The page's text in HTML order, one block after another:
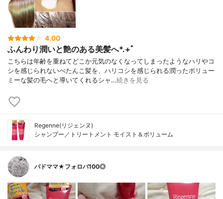
4.00
ふんわり潤いと艶のある美髪へ*.+ﾟ
こちらは年齢を重ねてどこか元気のなくなってしまったようなハリやコ
シを感じられないぺたんこ髪を、ハリコシを感じられる潤ったボリュー
ミーな髪の毛へと導いてくれるシャ…続きを見る
Regenne(リジェンヌ)
シャンプー／トリートメント モイスト＆ボリューム
バドママ★フォロバ100◎